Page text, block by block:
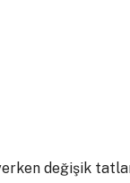
değişik